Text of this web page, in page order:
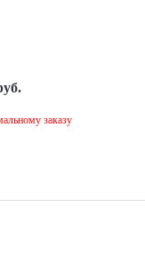
заказу